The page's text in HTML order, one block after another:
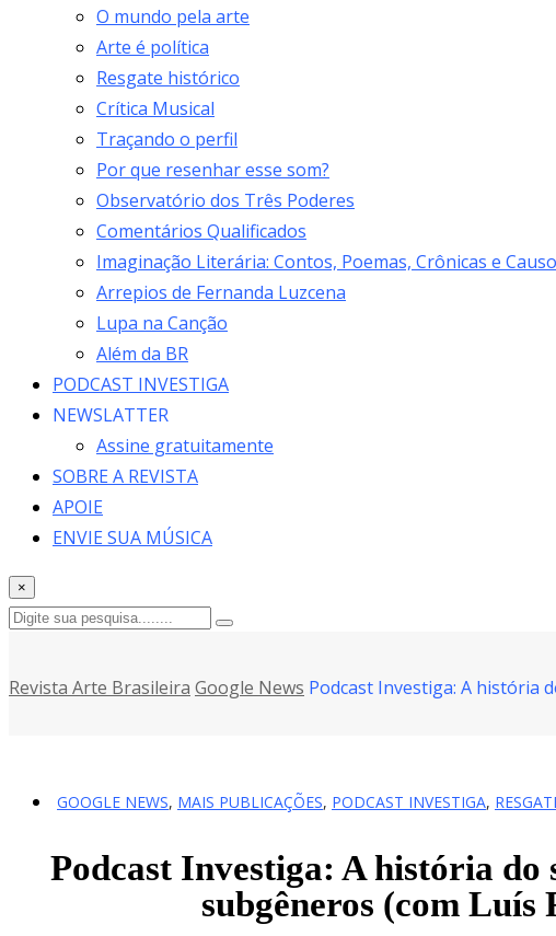
O mundo pela arte
Arte é política
Resgate histórico
Crítica Musical
Traçando o perfil
Por que resenhar esse som?
Observatório dos Três Poderes
Comentários Qualificados
Imaginação Literária: Contos, Poemas, Crônicas e
Arrepios de Fernanda Luzcena
Lupa na Canção
Além da BR
PODCAST INVESTIGA
NEWSLATTER
Assine gratuitamente
SOBRE A REVISTA
APOIE
ENVIE SUA MÚSICA
×
Revista Arte Brasileira Google News Podcast Investiga: A história
GOOGLE NEWS, MAIS PUBLICAÇÕES, PODCAST INVESTIGA,
Podcast Investiga: A história do
subgêneros (com Luís